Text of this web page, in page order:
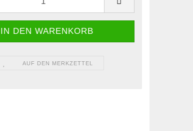
AUF DEN MERKZETTEL